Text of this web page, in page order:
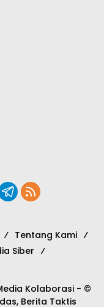
Tentang Kami
Siber
Kolaborasi - ©
Berita Taktis